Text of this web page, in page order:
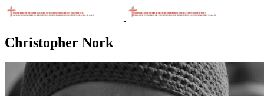
Christopher Nork